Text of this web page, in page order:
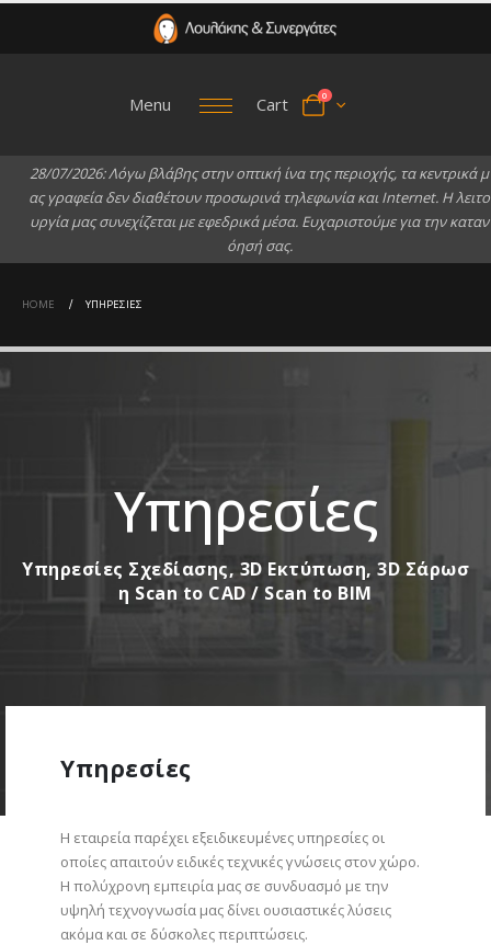
Menu Cart 0
28/07/2026:Λόγω βλάβης στην οπτική ίνα της περιοχής, τα κεντρικά μ
ας γραφεία δεν διαθέτουν προσωρινά τηλεφωνία και Internet. Ηλειτο
υργία μας συνεχίζεται με εφεδρικά μέσα. Ευχαριστούμε για την καταν
όησή σας.
HOME ΥΠΗΡΕΣΊΕΣ
Υπηρεσίες
Υπηρεσίες Σχεδίασης, 3D Εκτύπωση, 3D Σάρωσ
η Scan to CAD / Scan to BIM
Υπηρεσίες
H εταιρεία παρέχει εξειδικευμένες υπηρεσίες οι
οποίες απαιτούν ειδικές τεχνικές γνώσεις στον χώρο.
Η πολύχρονη εμπειρία μας σε συνδυασμό με την
υψηλή τεχνογνωσία μας δίνει ουσιαστικές λύσεις
ακόμα και σε δύσκολες περιπτώσεις.